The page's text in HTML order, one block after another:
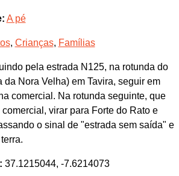
A pé
, Crianças, Famílias
pela estrada N125, na rotunda do
da Nora Velha) em Tavira, seguir em
comercial. Na rotunda seguinte, que
virar para Forte do Rato e
o sinal de "estrada sem saída" e
37.1215044, -7.6214073